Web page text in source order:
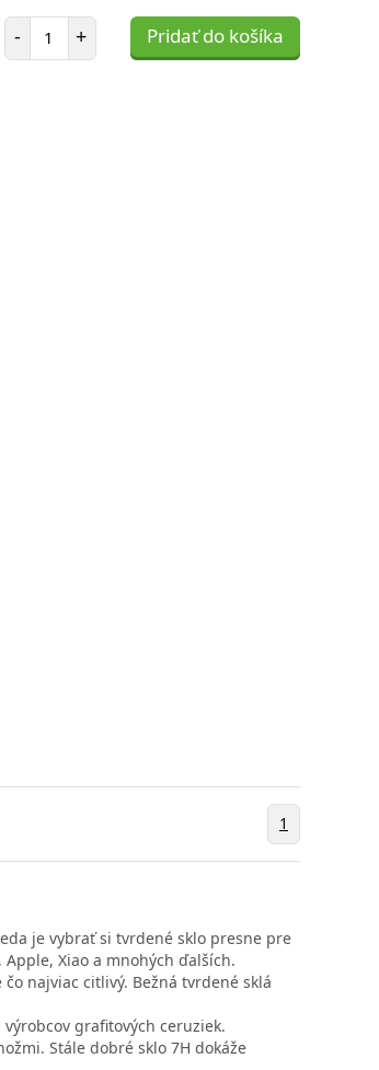
- Počet položiek
+ Pridať do košíka
1
je vybrať si tvrdené sklo presne pre
Xiao a mnohých ďalších.
najviac citlivý. Bežná tvrdené sklá
grafitových ceruziek.
Stále dobré sklo 7H dokáže